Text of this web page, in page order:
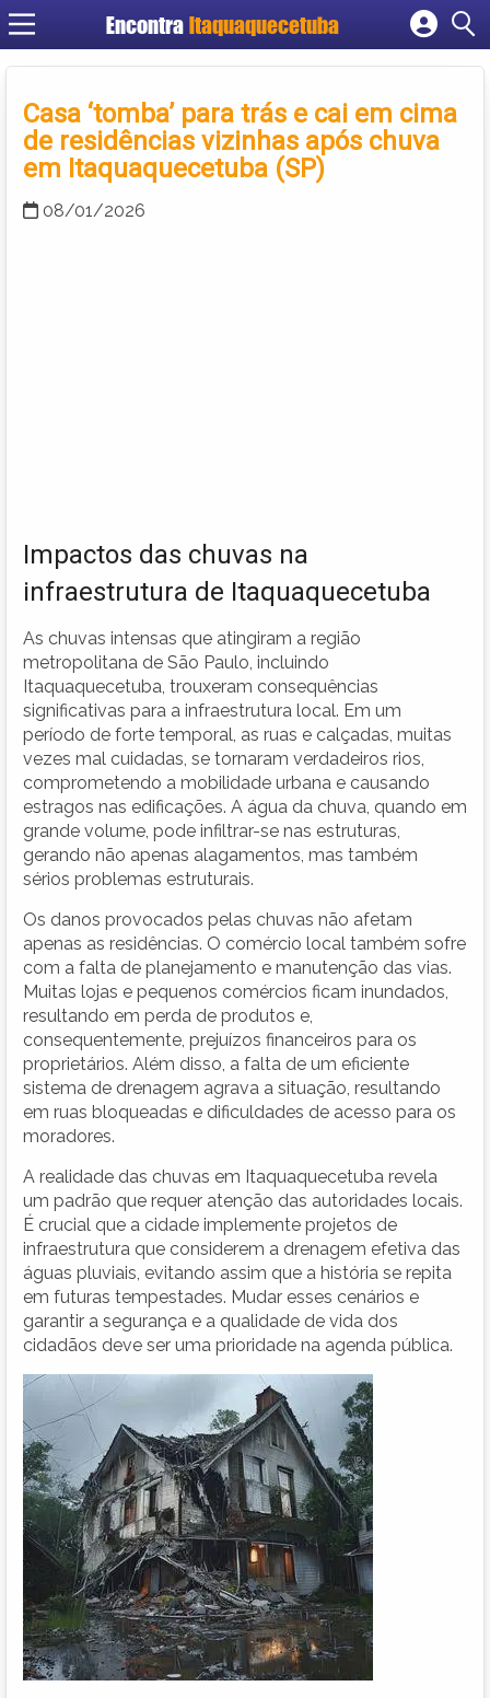
Encontra Itaquaquecetuba
Cadastrar empresa
Criar conta
Casa ‘tomba’ para trás e cai em cima
de residências vizinhas após chuva
em Itaquaquecetuba (SP)
08/01/2026
Impactos das chuvas na
infraestrutura de Itaquaquecetuba
As chuvas intensas que atingiram a região
metropolitana de São Paulo, incluindo
Itaquaquecetuba, trouxeram consequências
significativas para a infraestrutura local. Em um
período de forte temporal, as ruas e calçadas, muitas
vezes mal cuidadas, se tornaram verdadeiros rios,
comprometendo a mobilidade urbana e causando
estragos nas edificações. A água da chuva, quando em
grande volume, pode infiltrar-se nas estruturas,
gerando não apenas alagamentos, mas também
sérios problemas estruturais.
Os danos provocados pelas chuvas não afetam
apenas as residências. O comércio local também sofre
com a falta de planejamento e manutenção das vias.
Muitas lojas e pequenos comércios ficam inundados,
resultando em perda de produtos e,
consequentemente, prejuízos financeiros para os
proprietários. Além disso, a falta de um eficiente
sistema de drenagem agrava a situação, resultando
em ruas bloqueadas e dificuldades de acesso para os
moradores.
A realidade das chuvas em Itaquaquecetuba revela
um padrão que requer atenção das autoridades locais.
É crucial que a cidade implemente projetos de
infraestrutura que considerem a drenagem efetiva das
águas pluviais, evitando assim que a história se repita
em futuras tempestades. Mudar esses cenários e
garantir a segurança e a qualidade de vida dos
cidadãos deve ser uma prioridade na agenda pública.